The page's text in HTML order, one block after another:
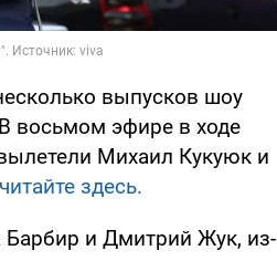
выпусков шоу
восьмом эфире в ходе
Михаил Кукуюк и
читайте здесь.
и Дмитрий Жук, из-